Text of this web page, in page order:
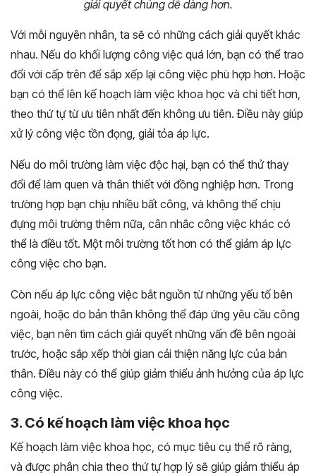
giải quyết chúng dễ dàng hơn.
Với mỗi nguyên nhân, ta sẽ có những cách giải quyết khác
nhau. Nếu do khối lượng công việc quá lớn, bạn có thể trao
đổi với cấp trên để sắp xếp lại công việc phù hợp hơn. Hoặc
bạn có thể lên kế hoạch làm việc khoa học và chi tiết hơn,
theo thứ tự từ ưu tiên nhất đến không ưu tiên. Điều này giúp
xử lý công việc tồn đọng, giải tỏa áp lực.
Nếu do môi trường làm việc độc hại, bạn có thể thử thay
đổi để làm quen và thân thiết với đồng nghiệp hơn. Trong
trường hợp bạn chịu nhiều bất công, và không thể chịu
đựng môi trường thêm nữa, cân nhắc công việc khác có
thể là điều tốt. Một môi trường tốt hơn có thể giảm áp lực
công việc cho bạn.
Còn nếu áp lực công việc bắt nguồn từ những yếu tố bên
ngoài, hoặc do bản thân không thể đáp ứng yêu cầu công
việc, bạn nên tìm cách giải quyết những vấn đề bên ngoài
trước, hoặc sắp xếp thời gian cải thiện năng lực của bản
thân. Điều này có thể giúp giảm thiểu ảnh hưởng của áp lực
công việc.
3. Có kế hoạch làm việc khoa học
Kế hoạch làm việc khoa học, có mục tiêu cụ thể rõ ràng,
và được phân chia theo thứ tự hợp lý sẽ giúp giảm thiểu áp